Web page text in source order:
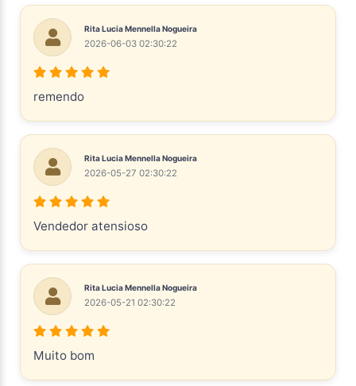
Rita Lucia Mennella Nogueira
2026-06-03 02:30:22
remendo
Rita Lucia Mennella Nogueira
2026-05-27 02:30:22
Vendedor atensioso
Rita Lucia Mennella Nogueira
2026-05-21 02:30:22
Muito bom